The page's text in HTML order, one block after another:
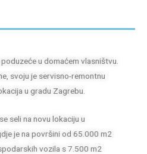
u domaćem vlasništvu.
svoju je servisno-remontnu
u gradu Zagrebu.
seli na novu lokaciju u
je na površini od 65.000 m2
vozila s 7.500 m2